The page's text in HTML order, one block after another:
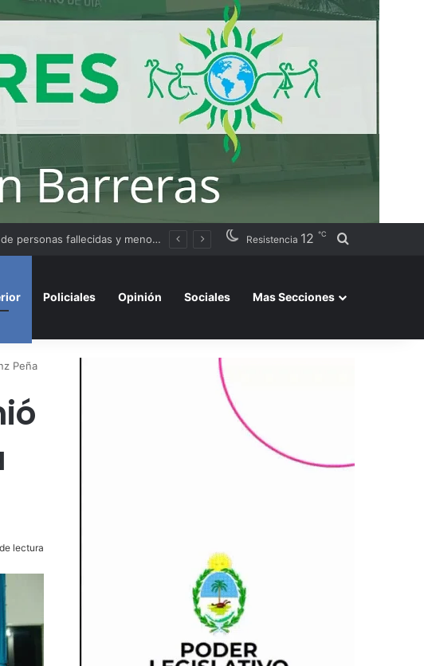
bajo investigación judicial Resistencia 12 ℃ Buscar por
Policiales Opinión Sociales Mas Secciones
Peña
lectura